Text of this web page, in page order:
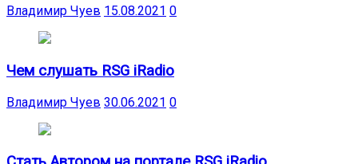
Владимир Чуев 15.08.2021 0
Чем слушать RSG iRadio
Владимир Чуев 30.06.2021 0